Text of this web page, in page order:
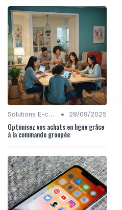
Solutions E-commerce • 28/09/2025
Optimisez vos achats en ligne grâce
à la commande groupée